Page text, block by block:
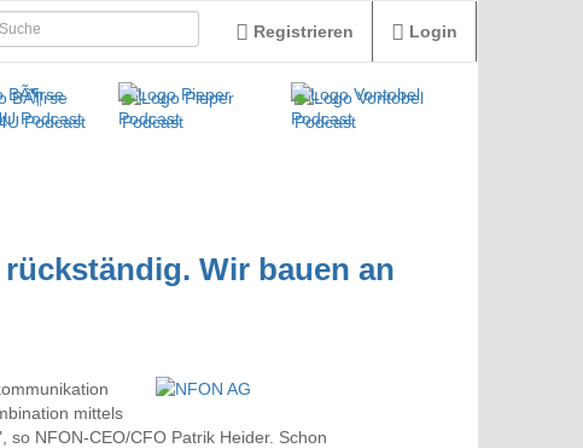
Registrieren Login
Wir bauen an
mittels
NFON-CEO/CFO Patrik Heider. Schon